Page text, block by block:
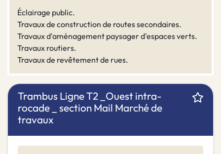
Éclairage public.
Travaux de construction de routes secondaires.
Travaux d'aménagement paysager d'espaces verts.
Travaux routiers.
Travaux de revêtement de rues.
Trambus Ligne T2 _Ouest intra-
rocade _ section Mail Marché de
travaux